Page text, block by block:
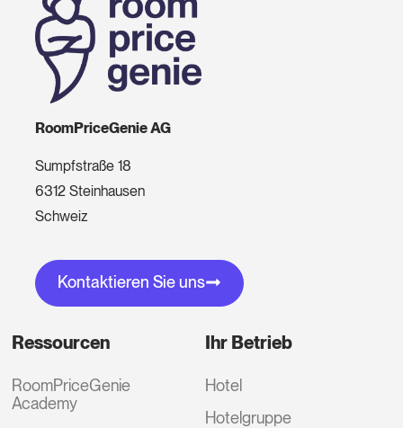
RoomPriceGenie AG
Sumpfstraße 18
6312 Steinhausen
Schweiz
Kontaktieren Sie uns
Ressourcen
RoomPriceGenie
Academy
Ihr Betrieb
Hotel
Hotelgruppe